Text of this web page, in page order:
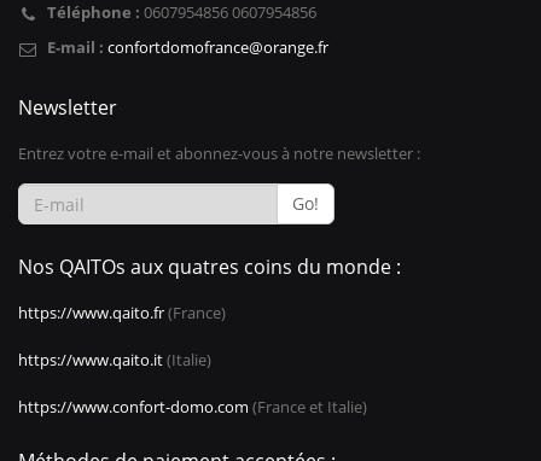
Téléphone : 0607954856 0607954856
E-mail : confortdomofrance@orange.fr
Newsletter
Entrez votre e-mail et abonnez-vous à notre newsletter :
Go!
Nos QAITOs aux quatres coins du monde :
https://www.qaito.fr(France)
https://www.qaito.it(Italie)
https://www.confort-domo.com (France et Italie)